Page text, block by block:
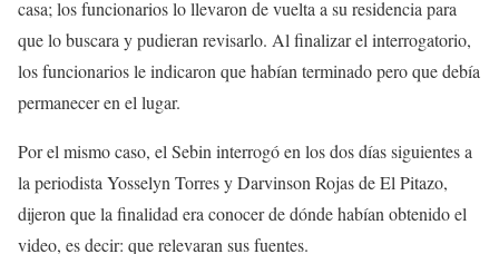
casa; los funcionarios lo llevaron de vuelta a su residencia para
que lo buscara y pudieran revisarlo. Al finalizar el interrogatorio,
los funcionarios le indicaron que habían terminado pero que debía
permanecer en el lugar.
Por el mismo caso, el Sebin interrogó en los dos días siguientes a
la periodista Yosselyn Torres y Darvinson Rojas de El Pitazo,
dijeron que la finalidad era conocer de dónde habían obtenido el
video, es decir: que relevaran sus fuentes.